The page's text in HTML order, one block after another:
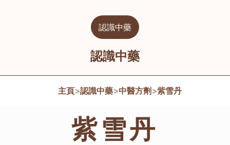
認識中藥
認識中藥
主頁>認識中藥>中醫方劑 >紫雪丹
紫雪丹